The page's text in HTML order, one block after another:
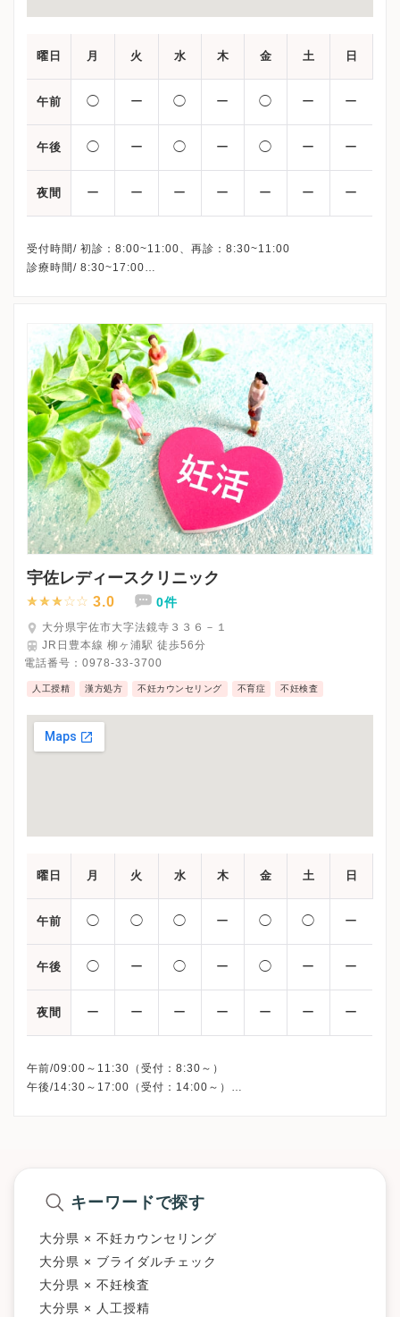
曜日 月 火 水 木 金 土 日
午前 ◯ ー ◯ ー ◯ ー ー
午後 ◯ ー ◯ ー ◯ ー ー
夜間 ー ー ー ー ー ー ー
受付時間/ 初診：8:00~11:00、再診：8:30~11:00
診療時間/ 8:30~17:00
宇佐レディースクリニック
3.0 0件
大分県宇佐市大字法鏡寺３３６－１
JR日豊本線 柳ヶ浦駅 徒歩56分
電話番号： 0978-33-3700
人工授精 漢方処方 不妊カウンセリング 不育症 不妊検査
曜日 月 火 水 木 金 土 日
午前 ◯ ◯ ◯ ー ◯ ◯ ー
午後 ◯ ー ◯ ー ◯ ー ー
夜間 ー ー ー ー ー ー ー
午前/09:00～11:30（受付：8:30～）
午後/14:30～17:00（受付：14:00～）
キーワードで探す
大分県 × 不妊カウンセリング
大分県 × ブライダルチェック
大分県 × 不妊検査
大分県 × 人工授精